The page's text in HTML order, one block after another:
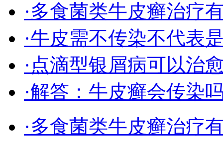
·多食菌类牛皮癣治疗
·牛皮需不传染不代表
·点滴型银屑病可以治
·解答：牛皮癣会传染
·多食菌类牛皮癣治疗